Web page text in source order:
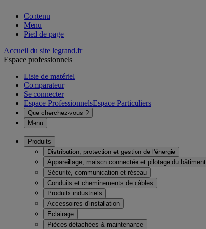
Contenu
Menu
Pied de page
Accueil du site legrand.fr
Espace professionnels
Liste de matériel
Comparateur
Se connecter
Espace ProfessionnelsEspace Particuliers
Que cherchez-vous ?
Menu
Produits
Distribution, protection et gestion de l'énergie
Appareillage, maison connectée et pilotage du bâtiment
Sécurité, communication et réseau
Conduits et cheminements de câbles
Produits industriels
Accessoires d'installation
Eclairage
Pièces détachées & maintenance